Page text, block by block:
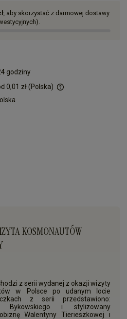
, aby skorzystać z darmowej dostawy
godziny
0,01 zł(Polska)
KOSMONAUTÓW
z serii wydanej z okazji wizyty
w Polsce po udanym locie
z serii przedstawiono:
Bykowskiego i stylizowany
Walentyny Tierieszkowej i